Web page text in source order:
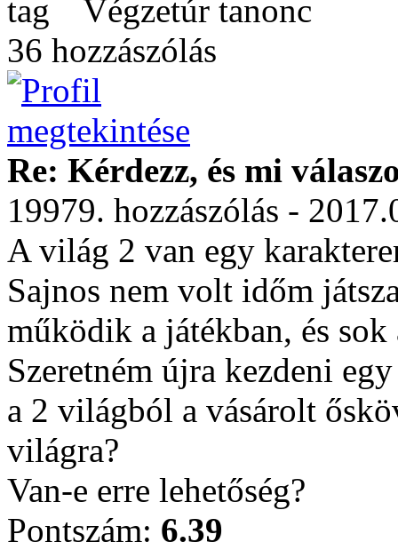
Végzetúr tanonc
36 hozzászólás
Re: Kérdezz, és mi
19979. hozzászólás -
A világ 2 van egy
Sajnos nem volt időm
működik a játékban, és sok
Szeretném újra kezdeni
a 2 világból a vásárolt
világra?
Van-e erre lehetőség?
Pontszám: 6.39